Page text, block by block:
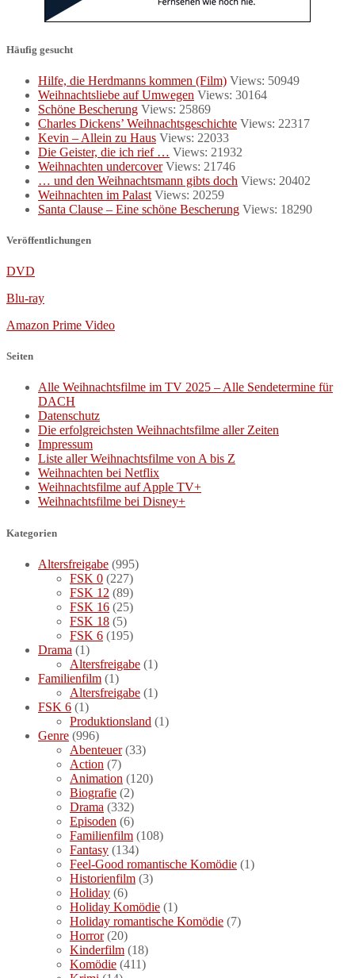
Häufig gesucht
Hilfe, die Herdmanns kommen (Film) Views: 50949
Weihnachtsliebe auf Umwegen Views: 30164
Schöne Bescherung Views: 25869
Charles Dickens’ Weihnachtsgeschichte Views: 22317
Kevin – Allein zu Haus Views: 22033
Die Geister, die ich rief … Views: 21932
Weihnachten undercover Views: 21746
… und den Weihnachtsmann gibts doch Views: 20402
Weihnachten im Palast Views: 20259
Santa Clause – Eine schöne Bescherung Views: 18290
Veröffentlichungen
DVD
Blu-ray
Amazon Prime Video
Seiten
Alle Weihnachtsfilme im TV 2025 – Alle Sendetermine für
DACH
Datenschutz
Die erfolgreichsten Weihnachtsfilme aller Zeiten
Impressum
Liste aller Weihnachtsfilme von A bis Z
Weihnachten bei Netflix
Weihnachtsfilme auf Apple TV+
Weihnachtsfilme bei Disney+
Kategorien
Altersfreigabe (995)
FSK 0 (227)
FSK 12 (89)
FSK 16 (25)
FSK 18 (5)
FSK 6 (195)
Drama (1)
Altersfreigabe (1)
Familienfilm (1)
Altersfreigabe (1)
FSK 6 (1)
Produktionsland (1)
Genre (996)
Abenteuer(33)
Action (7)
Animation (120)
Biografie (2)
Drama (332)
Episoden (6)
Familienfilm (108)
Fantasy (134)
Feel-Good romantische Komödie (1)
Historienfilm (3)
Holiday (6)
Holiday Komödie (1)
Holiday romantische Komödie (7)
Horror(20)
Kinderfilm (18)
Komödie (411)